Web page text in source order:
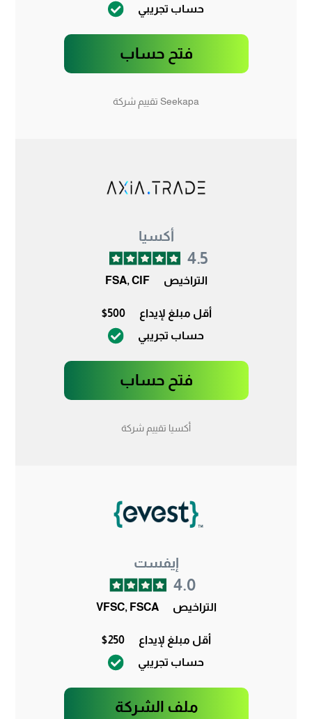
حساب تجريبي
فتح حساب
Seekapa تقييم شركة
أكسيا
4.5
التراخيص FSA, CIF
أقل مبلغ لإيداع
$500
حساب تجريبي
فتح حساب
أكسيا تقييم شركة
إيفست
4.0
التراخيص VFSC, FSCA
أقل مبلغ لإيداع
$250
حساب تجريبي
ملف الشركة